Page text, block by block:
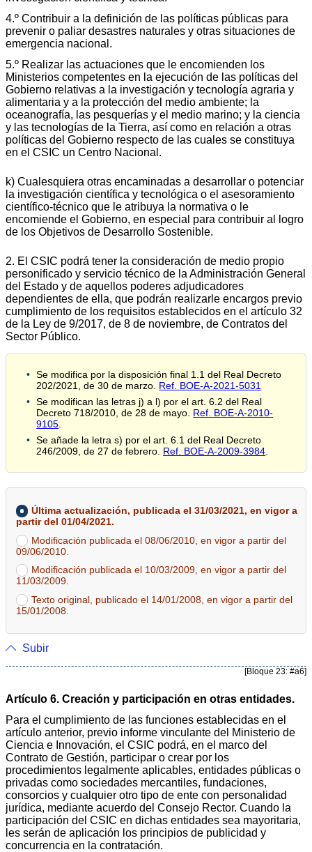
4.º Contribuir a la definición de las políticas públicas para
prevenir o paliar desastres naturales y otras situaciones de
emergencia nacional.
5.º Realizar las actuaciones que le encomienden los
Ministerios competentes en la ejecución de las políticas del
Gobierno relativas a la investigación y tecnología agraria y
alimentaria y a la protección del medio ambiente; la
oceanografía, las pesquerías y el medio marino; y la ciencia
y las tecnologías de la Tierra, así como en relación a otras
políticas del Gobierno respecto de las cuales se constituya
en el CSIC un Centro Nacional.
k) Cualesquiera otras encaminadas a desarrollar o potenciar
la investigación científica y tecnológica o el asesoramiento
científico-técnico que le atribuya la normativa o le
encomiende el Gobierno, en especial para contribuir al logro
de los Objetivos de Desarrollo Sostenible.
2. El CSIC podrá tener la consideración de medio propio
personificado y servicio técnico de la Administración General
del Estado y de aquellos poderes adjudicadores
dependientes de ella, que podrán realizarle encargos previo
cumplimiento de los requisitos establecidos en el artículo 32
de la Ley de 9/2017, de 8 de noviembre, de Contratos del
Sector Público.
Se modifica por la disposición final 1.1 del Real Decreto
202/2021, de 30 de marzo. Ref. BOE-A-2021-5031
Se modifican las letras j) a l) por el art. 6.2 del Real
Decreto 718/2010, de 28 de mayo. Ref. BOE-A-2010-
9105.
Se añade la letra s) por el art. 6.1 del Real Decreto
246/2009, de 27 de febrero. Ref. BOE-A-2009-3984.
Última actualización, publicada el 31/03/2021, en vigor a
partir del 01/04/2021.
Modificación publicada el 08/06/2010, en vigor a partir del
09/06/2010.
Modificación publicada el 10/03/2009, en vigor a partir del
11/03/2009.
Texto original, publicado el 14/01/2008, en vigor a partir del
15/01/2008.
Subir
[Bloque 23: #a6]
Artículo 6. Creación y participación en otras entidades.
Para el cumplimiento de las funciones establecidas en el
artículo anterior, previo informe vinculante del Ministerio de
Ciencia e Innovación, el CSIC podrá, en el marco del
Contrato de Gestión, participar o crear por los
procedimientos legalmente aplicables, entidades públicas o
privadas como sociedades mercantiles, fundaciones,
consorcios y cualquier otro tipo de ente con personalidad
jurídica, mediante acuerdo del Consejo Rector. Cuando la
participación del CSIC en dichas entidades sea mayoritaria,
les serán de aplicación los principios de publicidad y
concurrencia en la contratación.